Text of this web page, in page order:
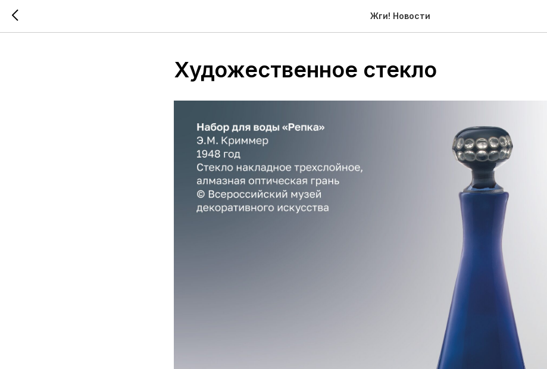
Жги! Новости
Художественное стекло